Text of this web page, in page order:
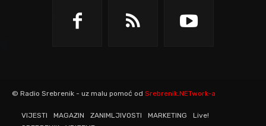
© Radio Srebrenik - uz malu pomoć od Srebrenik.NETwork-a
VIJESTI MAGAZIN ZANIMLJIVOSTI MARKETING
Live!